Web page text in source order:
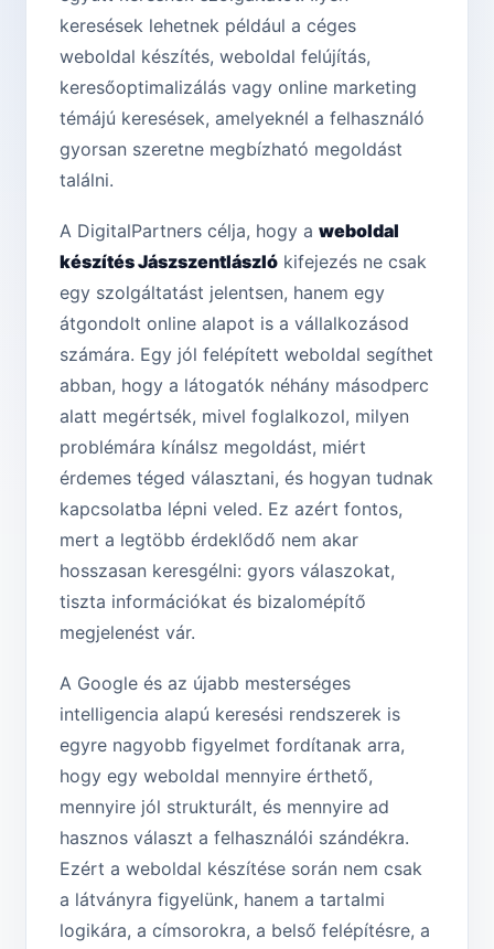
keresések lehetnek például a céges
weboldal készítés, weboldal felújítás,
keresőoptimalizálás vagy online marketing
témájú keresések, amelyeknél a felhasználó
gyorsan szeretne megbízható megoldást
találni.
A DigitalPartners célja, hogy a weboldal
készítés Jászszentlászló kifejezés ne csak
egy szolgáltatást jelentsen, hanem egy
átgondolt online alapot is a vállalkozásod
számára. Egy jól felépített weboldal segíthet
abban, hogy a látogatók néhány másodperc
alatt megértsék, mivel foglalkozol, milyen
problémára kínálsz megoldást, miért
érdemes téged választani, és hogyan tudnak
kapcsolatba lépni veled. Ez azért fontos,
mert a legtöbb érdeklődő nem akar
hosszasan keresgélni: gyors válaszokat,
tiszta információkat és bizalomépítő
megjelenést vár.
A Google és az újabb mesterséges
intelligencia alapú keresési rendszerek is
egyre nagyobb figyelmet fordítanak arra,
hogy egy weboldal mennyire érthető,
mennyire jól strukturált, és mennyire ad
hasznos választ a felhasználói szándékra.
Ezért a weboldal készítése során nem csak
a látványra figyelünk, hanem a tartalmi
logikára, a címsorokra, a belső felépítésre, a